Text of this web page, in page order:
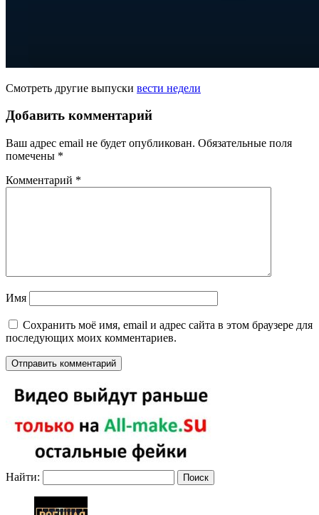
Смотреть другие выпуски вести недели
Добавить комментарий
Ваш адрес email не будет опубликован. Обязательные поля
помечены *
Комментарий *
Имя
Сохранить моё имя, email и адрес сайта в этом браузере для
последующих моих комментариев.
Найти: